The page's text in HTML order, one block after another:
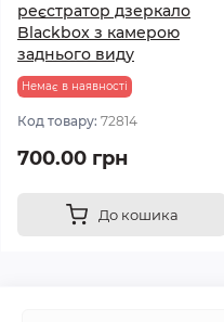
реєстратор дзеркало
Blaсkbox з камерою
заднього виду
Немає в наявності
Код товару: 72814
700.00 грн
До кошика